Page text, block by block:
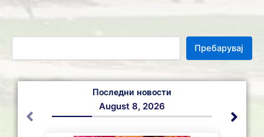
Пребарувај
Последни новости
August 8, 2026